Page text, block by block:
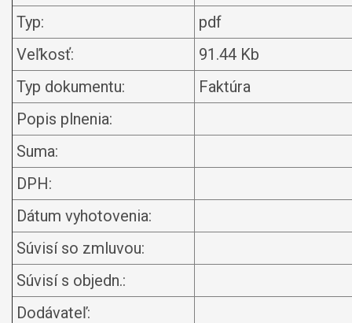
Typ:
pdf
Veľkosť:
91.44 Kb
Typ dokumentu:
Faktúra
Popis plnenia:
Suma:
DPH:
Dátum vyhotovenia:
Súvisí so zmluvou:
Súvisí s objedn.:
Dodávateľ: